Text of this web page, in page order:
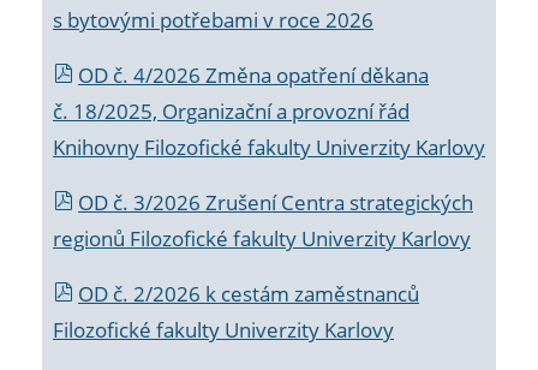
s bytovými potřebami v roce 2026
OD č. 4/2026 Změna opatření děkana
č. 18/2025, Organizační a provozní řád
Knihovny Filozofické fakulty Univerzity Karlovy
OD č. 3/2026 Zrušení Centra strategických
regionů Filozofické fakulty Univerzity Karlovy
OD č. 2/2026 k cestám zaměstnanců
Filozofické fakulty Univerzity Karlovy